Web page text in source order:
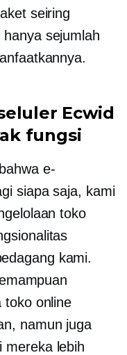
seiring
sejumlah
Ecwid
fungsi
e-
siapa saja, kami
toko
kami.
toko online
namun juga
mereka lebih